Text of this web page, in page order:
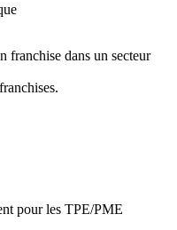
franchise dans un secteur
pour les TPE/PME